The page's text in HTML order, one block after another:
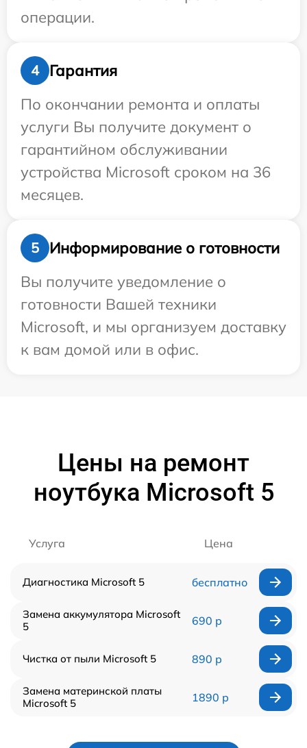
операции.
4
Гарантия
По окончании ремонта и оплаты
услуги Вы получите документ о
гарантийном обслуживании
устройства Microsoft сроком на 36
месяцев.
5
Информирование о готовности
Вы получите уведомление о
готовности Вашей техники
Microsoft, и мы организуем доставку
к вам домой или в офис.
Цены на ремонт
ноутбука Microsoft 5
Услуга Цена
Диагностика Microsoft 5 бесплатно
Замена аккумулятора Microsoft
5
690 р
Чистка от пыли Microsoft 5 890 р
Замена материнской платы
Microsoft 5
1890 р